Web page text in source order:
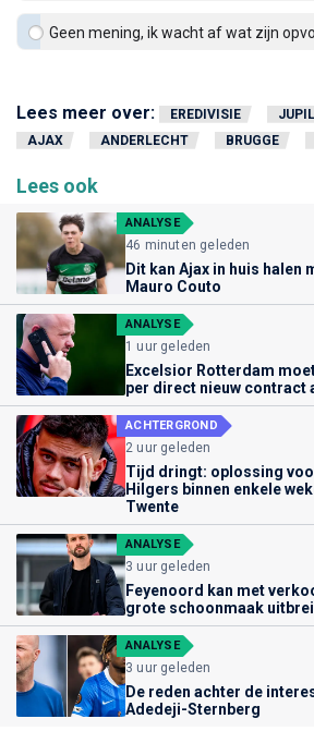
Geen mening, ik wacht af wat zijn
Lees meer over: EREDIVISIE
AJAX
ANDERLECHT BRUGGE
Lees ook
ANALYSE
46 minuten geleden
Dit kan Ajax in huis halen
Mauro Couto
ANALYSE
1 uur geleden
Excelsior Rotterdam
per direct nieuw contract
ACHTERGROND
2 uur geleden
Tijd dringt: oplossing
Hilgers binnen enkele
Twente
ANALYSE
3 uur geleden
Feyenoord kan met
grote schoonmaak
ANALYSE
3 uur geleden
De reden achter de
Adedeji-Sternberg